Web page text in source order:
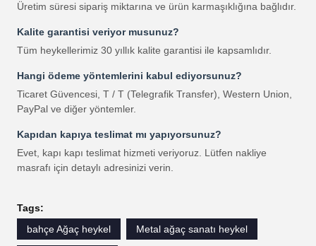
Üretim süresi sipariş miktarına ve ürün karmaşıklığına bağlıdır.
Kalite garantisi veriyor musunuz?
Tüm heykellerimiz 30 yıllık kalite garantisi ile kapsamlıdır.
Hangi ödeme yöntemlerini kabul ediyorsunuz?
Ticaret Güvencesi, T / T (Telegrafik Transfer), Western Union,
PayPal ve diğer yöntemler.
Kapıdan kapıya teslimat mı yapıyorsunuz?
Evet, kapı kapı teslimat hizmeti veriyoruz. Lütfen nakliye
masrafı için detaylı adresinizi verin.
Tags:
bahçe Ağaç heykel
Metal ağaç sanatı heykel